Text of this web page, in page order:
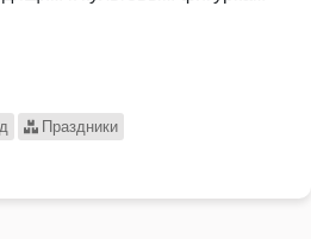
Праздники